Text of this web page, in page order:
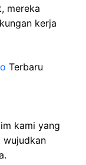
mereka
kerja
Terbaru
kami yang
wujudkan